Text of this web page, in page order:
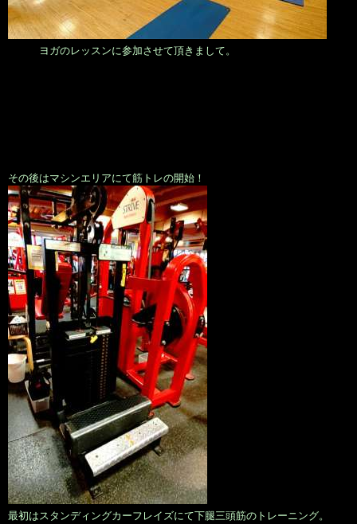
ヨガのレッスンに参加させて頂きまして。
その後はマシンエリアにて筋トレの開始！
最初はスタンディングカーフレイズにて下腿三頭筋のトレーニング。